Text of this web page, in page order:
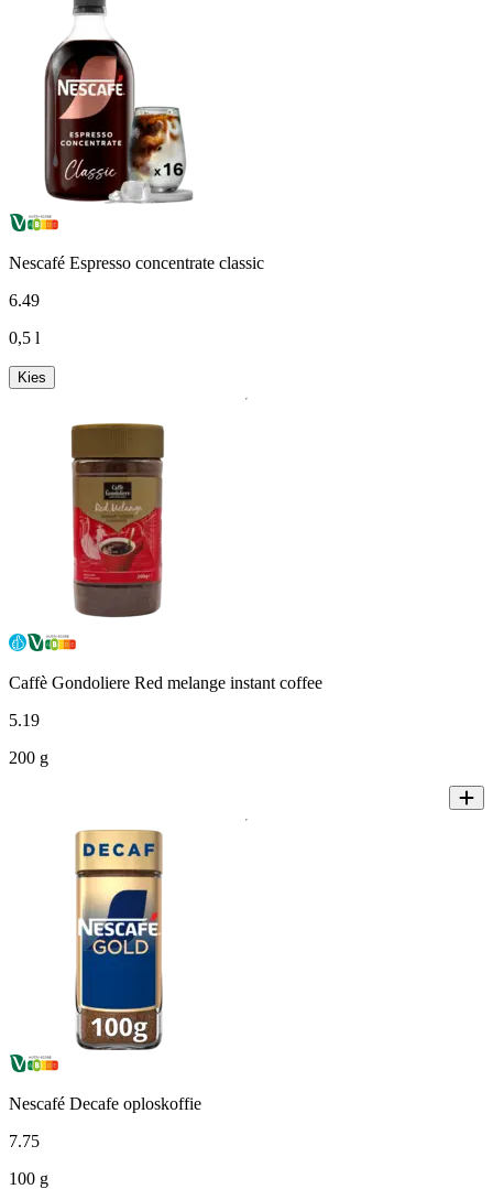
Nescafé Espresso concentrate classic
6.49
0,5 l
Kies
Caffè Gondoliere Red melange instant coffee
5.19
200 g
Nescafé Decafe oploskoffie
7.75
100 g